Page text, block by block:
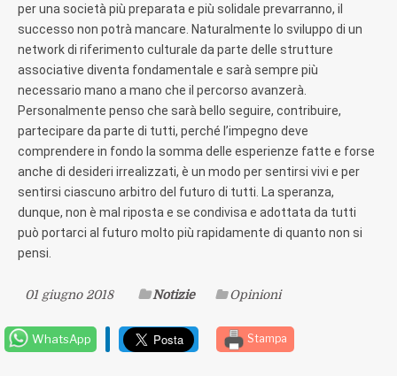
per una società più preparata e più solidale prevarranno, il
successo non potrà mancare. Naturalmente lo sviluppo di un
network di riferimento culturale da parte delle strutture
associative diventa fondamentale e sarà sempre più
necessario mano a mano che il percorso avanzerà.
Personalmente penso che sarà bello seguire, contribuire,
partecipare da parte di tutti, perché l’impegno deve
comprendere in fondo la somma delle esperienze fatte e forse
anche di desideri irrealizzati, è un modo per sentirsi vivi e per
sentirsi ciascuno arbitro del futuro di tutti. La speranza,
dunque, non è mal riposta e se condivisa e adottata da tutti
può portarci al futuro molto più rapidamente di quanto non si
pensi.
01 giugno 2018 Notizie Opinioni
WhatsApp Stampa